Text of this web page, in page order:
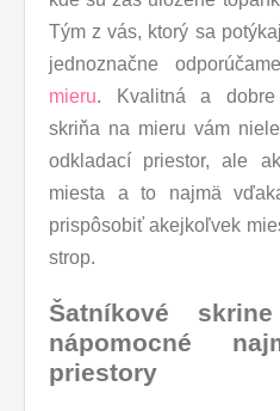
Tým z vás, ktorý sa
jednoznačne
mieru. Kvalitná a dobre
skriňa na mieru vám
odkladací priestor, ale
miesta a to najmä
prispôsobiť akejkoľvek
strop.
Šatníkové
nápomocné
priestory